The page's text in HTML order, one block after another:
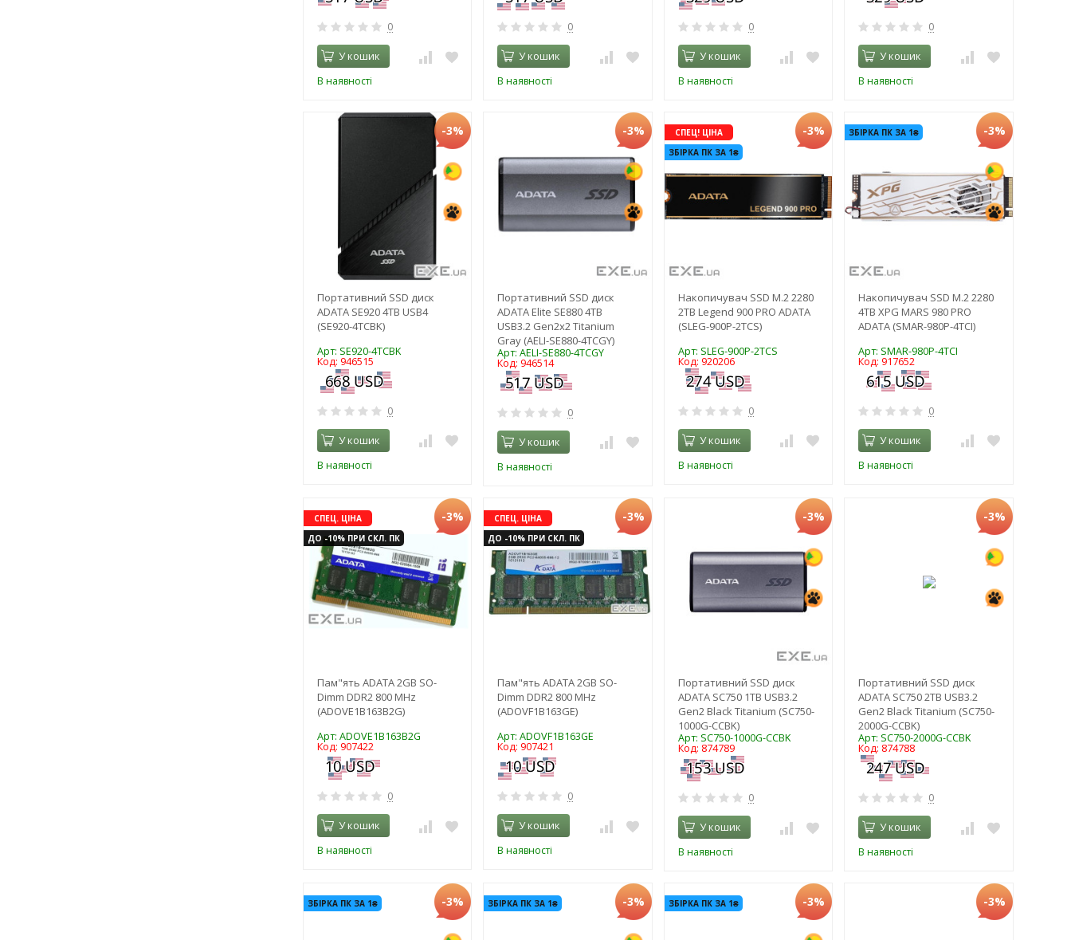
0
У кошик
В наявності
0
У кошик
В наявності
0
У кошик
В наявності
0
У кошик
В наявності
-3%
Портативний SSD диск
ADATA SE920 4TB USB4
(SE920-4TCBK)
Арт: SE920-4TCBK
Код: 946515
0
У кошик
В наявності
-3%
Портативний SSD диск
ADATA Elite SE880 4TB
USB3.2 Gen2x2 Titanium
Gray (AELI-SE880-4TCGY)
Арт: AELI-SE880-4TCGY
Код: 946514
0
У кошик
В наявності
СПЕЦ! ЦІНА
ЗБІРКА ПК ЗА 1₴
-3%
Накопичувач SSD M.2 2280
2TB Legend 900 PRO ADATA
(SLEG-900P-2TCS)
Арт: SLEG-900P-2TCS
Код: 920206
0
У кошик
В наявності
ЗБІРКА ПК ЗА 1₴ -3%
Накопичувач SSD M.2 2280
4TB XPG MARS 980 PRO
ADATA (SMAR-980P-4TCI)
Арт: SMAR-980P-4TCI
Код: 917652
0
У кошик
В наявності
СПЕЦ. ЦІНА
ДО -10% ПРИ СКЛ. ПК
-3%
Пам"ять ADATA 2GB SO-
Dimm DDR2 800 MHz
(ADOVE1B163B2G)
Арт: ADOVE1B163B2G
Код: 907422
0
У кошик
В наявності
СПЕЦ. ЦІНА
ДО -10% ПРИ СКЛ. ПК
-3%
Пам"ять ADATA 2GB SO-
Dimm DDR2 800 MHz
(ADOVF1B163GE)
Арт: ADOVF1B163GE
Код: 907421
0
У кошик
В наявності
-3%
Портативний SSD диск
ADATA SC750 1TB USB3.2
Gen2 Black Titanium (SC750-
1000G-CCBK)
Арт: SC750-1000G-CCBK
Код: 874789
0
У кошик
В наявності
-3%
Портативний SSD диск
ADATA SC750 2TB USB3.2
Gen2 Black Titanium (SC750-
2000G-CCBK)
Арт: SC750-2000G-CCBK
Код: 874788
0
У кошик
В наявності
ЗБІРКА ПК ЗА 1₴ -3% ЗБІРКА ПК ЗА 1₴ -3% ЗБІРКА ПК ЗА 1₴ -3% -3%